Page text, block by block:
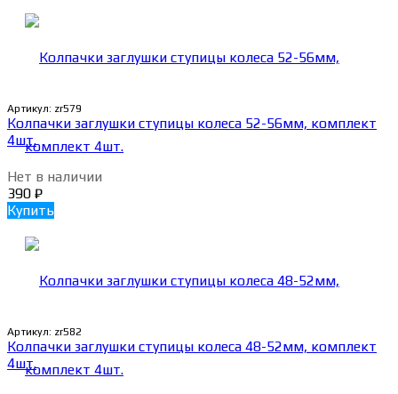
Артикул: zr579
Колпачки заглушки ступицы колеса 52-56мм, комплект
4шт.
Нет в наличии
390 ₽
Купить
Артикул: zr582
Колпачки заглушки ступицы колеса 48-52мм, комплект
4шт.